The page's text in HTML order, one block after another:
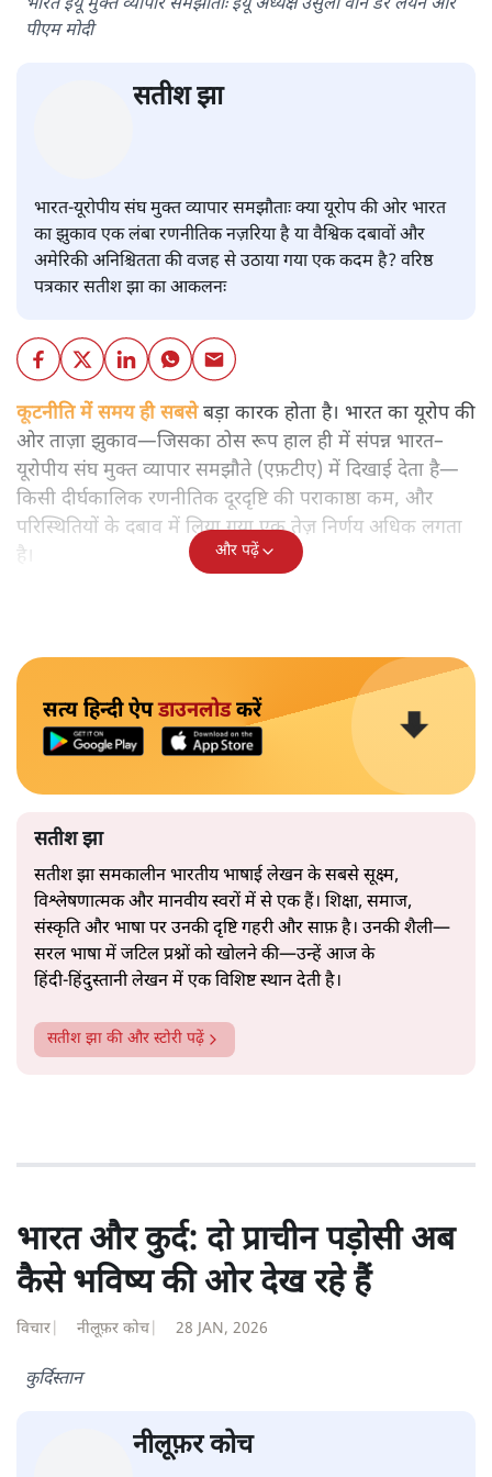
विश्लेषण| सतीश झा | 29 JAN, 2026
भारत ईयू मुक्त व्यापार समझौताः ईयू अध्यक्ष उर्सुला वॉन डेर लेयेन और
पीएम मोदी
भारत-यूरोपीय संघ मुक्त व्यापार समझौताः क्या यूरोप की ओर भारत
का झुकाव एक लंबा रणनीतिक नज़रिया है या वैश्विक दबावों और
अमेरिकी अनिश्चितता की वजह से उठाया गया एक कदम है? वरिष्ठ
कूटनीति में समय ही सबसेबड़ा कारक होता है। भारत का यूरोप की
ओर ताज़ा झुकाव—जिसका ठोस रूप हाल ही में संपन्न भारत–
यूरोपीय संघ मुक्त व्यापार समझौते (एफ़टीए) में दिखाई देता है—
किसी दीर्घकालिक रणनीतिक दूरदृष्टि की पराकाष्ठा कम, और
परिस्थितियों के दबाव में लिया गया एक तेज़ निर्णय अधिक लगता
सत्य हिन्दी ऐपडाउनलोडकरें
सतीश झा समकालीन भारतीय भाषाई लेखन के सबसे सूक्ष्म,
संस्कृति और भाषा पर उनकी दृष्टि गहरी और साफ़ है। उनकी शैली—